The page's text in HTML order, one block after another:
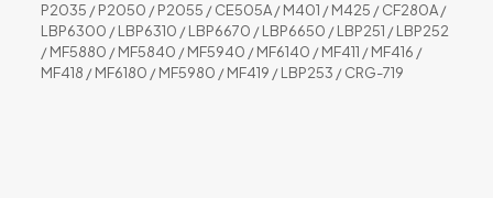
P2035 / P2050 / P2055 / CE505A / M401 / M425 / CF280A /
LBP6300 / LBP6310 / LBP6670 / LBP6650 / LBP251 / LBP252
/ MF5880 / MF5840 / MF5940 / MF6140 / MF411 / MF416 /
MF418 / MF6180 / MF5980 / MF419 / LBP253 / CRG-719